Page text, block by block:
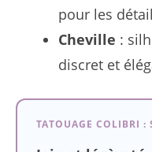
pour les
Cheville :
discret et
TATOUAGE COLIBRI :